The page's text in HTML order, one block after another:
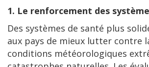
1. Le renforcement des
Des systèmes de santé plus
aux pays de mieux lutter contre
conditions météorologiques